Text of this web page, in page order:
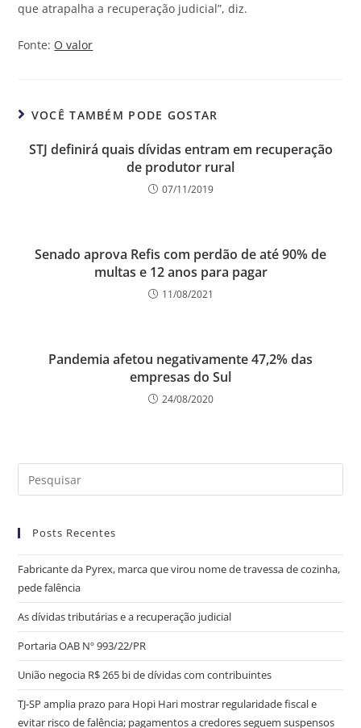
que atrapalha a recuperação judicial”, diz.
Fonte: O valor
VOCÊ TAMBÉM PODE GOSTAR
STJ definirá quais dívidas entram em recuperação
de produtor rural
07/11/2019
Senado aprova Refis com perdão de até 90% de
multas e 12 anos para pagar
11/08/2021
Pandemia afetou negativamente 47,2% das
empresas do Sul
24/08/2020
Posts Recentes
Fabricante da Pyrex, marca que virou nome de travessa de cozinha,
pede falência
As dívidas tributárias e a recuperação judicial
Portaria OAB Nº 993/22/PR
União negocia R$ 265 bi de dívidas com contribuintes
TJ-SP amplia prazo para Hopi Hari mostrar regularidade fiscal e
evitar risco de falência; pagamentos a credores seguem suspensos